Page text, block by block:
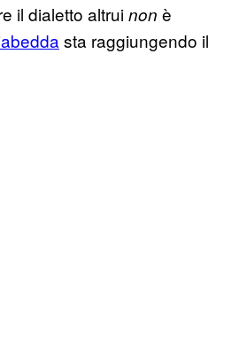
il dialetto altruinon è
sta raggiungendo il